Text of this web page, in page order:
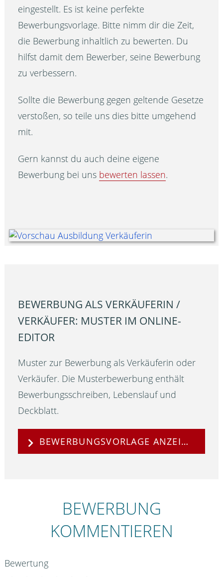
eingestellt. Es ist keine perfekte
Bewerbungsvorlage. Bitte nimm dir die Zeit,
die Bewerbung inhaltlich zu bewerten. Du
hilfst damit dem Bewerber, seine Bewerbung
zu verbessern.
Sollte die Bewerbung gegen geltende Gesetze
verstoßen, so teile uns dies bitte umgehend
mit.
Gern kannst du auch deine eigene
Bewerbung bei uns bewerten lassen.
BEWERBUNG ALS VERKÄUFERIN /
VERKÄUFER: MUSTER IM ONLINE-
EDITOR
Muster zur Bewerbung als Verkäuferin oder
Verkäufer. Die Musterbewerbung enthält
Bewerbungsschreiben, Lebenslauf und
Deckblatt.
BEWERBUNGSVORLAGE ANZEIGEN
BEWERBUNG
KOMMENTIEREN
Bewertung